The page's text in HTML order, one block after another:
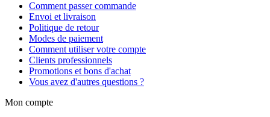
Comment passer commande
Envoi et livraison
Politique de retour
Modes de paiement
Comment utiliser votre compte
Clients professionnels
Promotions et bons d'achat
Vous avez d'autres questions ?
Mon compte